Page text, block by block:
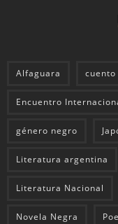
Alfaguara cuento
Encuentro
género negro
Literatura argentina
Literatura Nacional
Novela Negra